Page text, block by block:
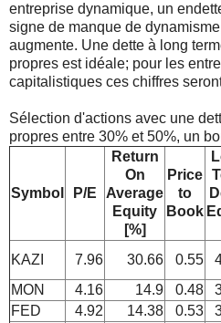
entreprise dynamique, un
signe de manque de
augmente. Une dette à long
propres est idéale; pour les
capitalistiques ces chiffres
Sélection d'actions avec une
propres entre 30% et 50%, un
Symbol P/E
Return
On
Average
Equity
[%]
Price
to
Book
KAZI 7.96 30.66 0.55
MON
4.16 14.9 0.48
FED
4.92 14.38 0.53